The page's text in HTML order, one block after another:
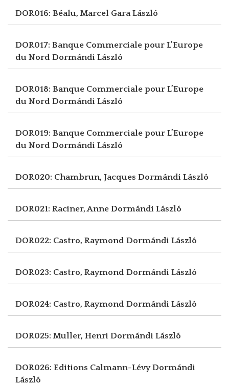
DOR016: Béalu, Marcel Gara László
DOR017: Banque Commerciale pour L’Europe
du Nord Dormándi László
DOR018: Banque Commerciale pour L’Europe
du Nord Dormándi László
DOR019: Banque Commerciale pour L’Europe
du Nord Dormándi László
DOR020: Chambrun, Jacques Dormándi László
DOR021: Raciner, Anne Dormándi László
DOR022: Castro, Raymond Dormándi László
DOR023: Castro, Raymond Dormándi László
DOR024: Castro, Raymond Dormándi László
DOR025: Muller, Henri Dormándi László
DOR026: Editions Calmann-LévyDormándi
László